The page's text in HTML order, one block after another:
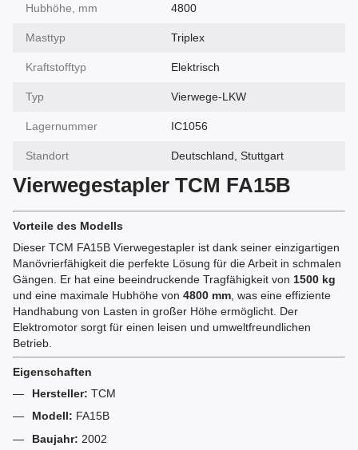
Hubhöhe, mm 4800
Masttyp Triplex
Kraftstofftyp Elektrisch
Typ Vierwege-LKW
Lagernummer IC1056
Standort Deutschland, Stuttgart
Vierwegestapler TCM FA15B
Vorteile des Modells
Dieser TCM FA15B Vierwegestapler ist dank seiner einzigartigen
Manövrierfähigkeit die perfekte Lösung für die Arbeit in schmalen
Gängen. Er hat eine beeindruckende Tragfähigkeit von 1500 kg
und eine maximale Hubhöhe von 4800 mm , was eine effiziente
Handhabung von Lasten in großer Höhe ermöglicht. Der
Elektromotor sorgt für einen leisen und umweltfreundlichen
Betrieb.
Eigenschaften
Hersteller: TCM
Modell: FA15B
Baujahr: 2002